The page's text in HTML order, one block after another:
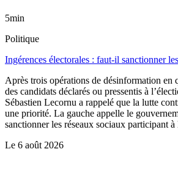
5min
Politique
Ingérences électorales : faut-il sanctionner
Après trois opérations de désinformation en
des candidats déclarés ou pressentis à
Sébastien Lecornu a rappelé que la lutte
une priorité. La gauche appelle le
sanctionner les réseaux sociaux participant
Le 6 août 2026